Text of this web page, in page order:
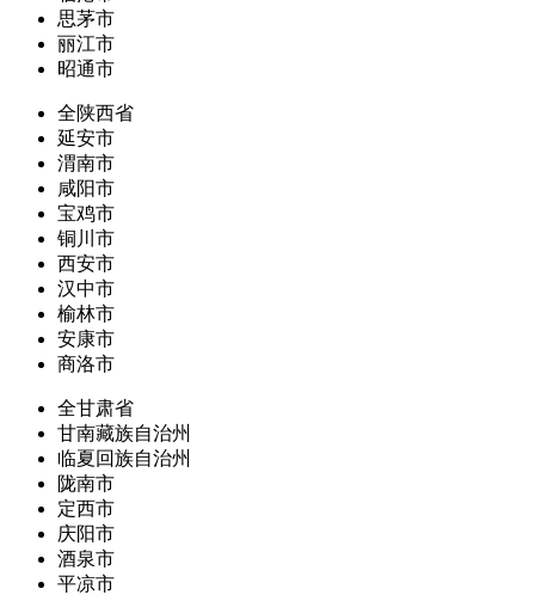
思茅市
丽江市
昭通市
全陕西省
延安市
渭南市
咸阳市
宝鸡市
铜川市
西安市
汉中市
榆林市
安康市
商洛市
全甘肃省
甘南藏族自治州
临夏回族自治州
陇南市
定西市
庆阳市
酒泉市
平凉市